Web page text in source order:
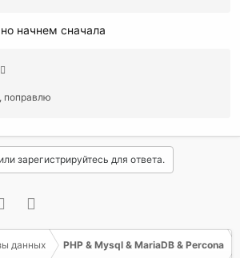
начнем сначала
, поправлю
зарегистрируйтесь для ответа.
Twitter
данных PHP & Mysql & MariaDB & Percona